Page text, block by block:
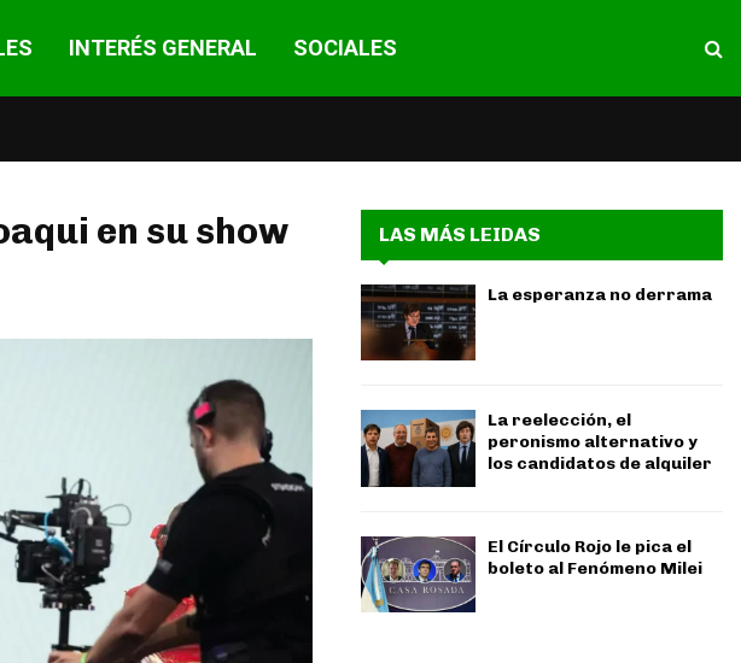
INTERÉS GENERAL SOCIALES
en su show
LAS MÁS LEIDAS
La esperanza no derrama
La reelección, el
peronismo alternativo y
los candidatos de alquiler
El Círculo Rojo le pica el
boleto al Fenómeno Milei